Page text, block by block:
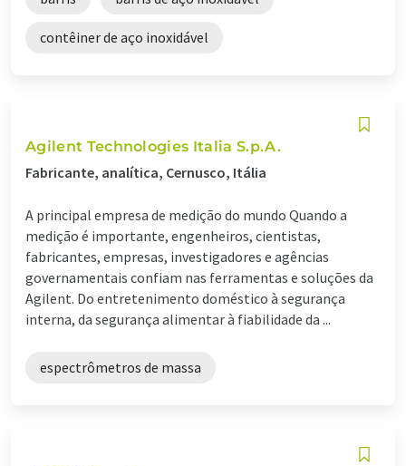
contêiner de aço inoxidável
Agilent Technologies Italia S.p.A.
Fabricante, analítica, Cernusco, Itália
A principal empresa de medição do mundo Quando a
medição é importante, engenheiros, cientistas,
fabricantes, empresas, investigadores e agências
governamentais confiam nas ferramentas e soluções da
Agilent. Do entretenimento doméstico à segurança
interna, da segurança alimentar à fiabilidade da ...
espectrômetros de massa